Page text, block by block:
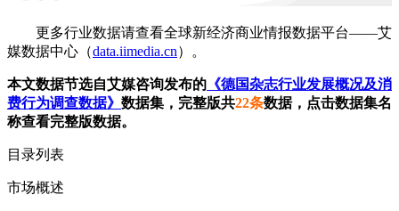
更多行业数据请查看全球新经济商业情报数据平台——艾
媒数据中心（data.iimedia.cn）。
本文数据节选自艾媒咨询发布的 《德国杂志行业发展概况及消
费行为调查数据》 数据集，完整版共22条数据，点击数据集名
称查看完整版数据。
目录列表
市场概述